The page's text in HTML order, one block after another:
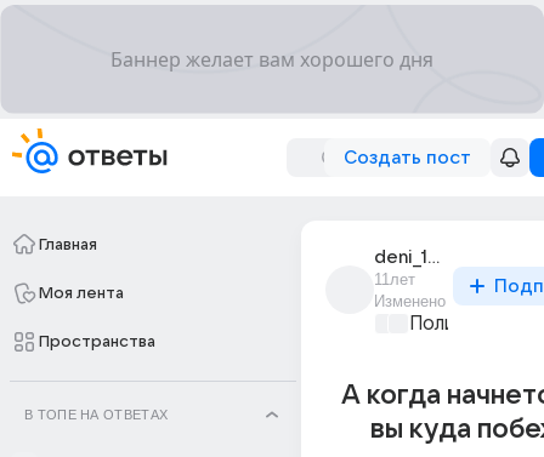
Создать пост
Главная
Моя лента
Пространства
В ТОПЕ НА ОТВЕТАХ
deni_1080
11лет
Изменено
А когда
вы куда